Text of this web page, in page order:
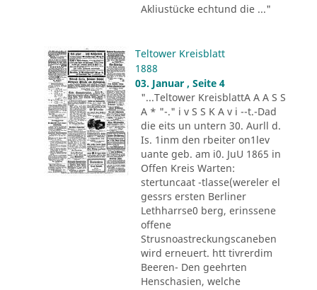
Akliustücke echtund die ..."
Teltower Kreisblatt
1888
03. Januar , Seite 4
"...Teltower KreisblattA A A S S
A * "-." i v S S K A v i --t.-Dad
die eits un untern 30. Aurll d.
Is. 1inm den rbeiter on1lev
uante geb. am i0. JuU 1865 in
Offen Kreis Warten:
stertuncaat -tlasse(wereler el
gessrs ersten Berliner
Lethharrse0 berg, erinssene
offene
Strusnoastreckungscaneben
wird erneuert. htt tivrerdim
Beeren- Den geehrten
Henschasien, welche